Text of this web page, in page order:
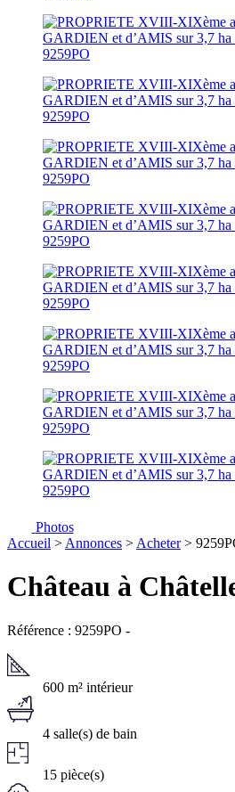
Photos
Accueil > Annonces > Acheter>
Château à
Référence : 9259PO -
600 m² intérieur
4 salle(s) de bain
15 pièce(s)